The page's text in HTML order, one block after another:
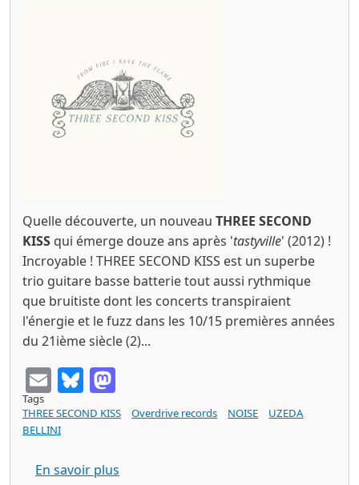
Quelle découverte, un nouveau THREE SECOND
KISS qui émerge douze ans après 'tastyville' (2012) !
Incroyable ! THREE SECOND KISS est un superbe
trio guitare basse batterie tout aussi rythmique
que bruitiste dont les concerts transpiraient
l'énergie et le fuzz dans les 10/15 premières années
du 21ième siècle (2)...
EmailBluesky
Tags
THREE SECOND KISS
Overdrive records NOISE
UZEDA
BELLINI
En savoir plus